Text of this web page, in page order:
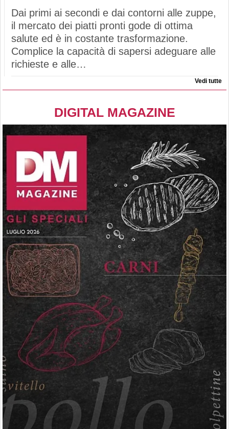
Dai primi ai secondi e dai contorni alle zuppe,
il mercato dei piatti pronti gode di ottima
salute ed è in costante trasformazione.
Complice la capacità di sapersi adeguare alle
richieste e alle…
Vedi tutte
DIGITAL MAGAZINE